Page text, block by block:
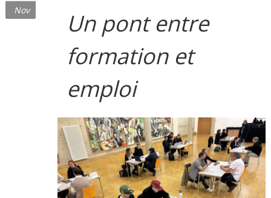
Nov
Un pont entre
formation et
emploi